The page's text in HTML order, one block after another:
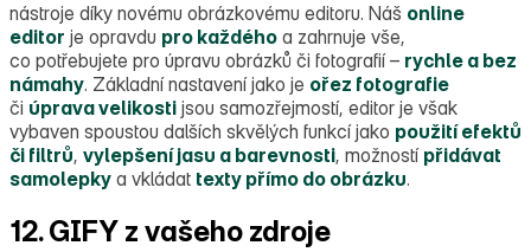
nástroje díky novému obrázkovému editoru. Náš online
editor je opravdu pro každého a zahrnuje vše,
co potřebujete pro úpravu obrázků či fotografií – rychle a bez
námahy. Základní nastavení jako je ořez fotografie
či úprava velikosti jsou samozřejmostí, editor je však
vybaven spoustou dalších skvělých funkcí jako použití efektů
či filtrů, vylepšení jasu a barevnosti, možností přidávat
samolepky a vkládat texty přímo do obrázku.
12. GIFY z vašeho zdroje